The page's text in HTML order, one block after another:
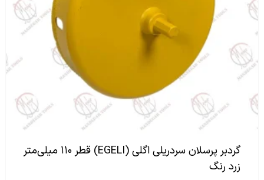
گردبر پرسلان سردریلی اگلی (EGELI) قطر ۱۱۰ میلی‌متر
زرد رنگ